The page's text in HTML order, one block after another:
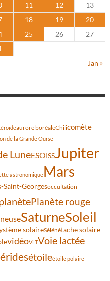
11 12
13
18 19
20
25 26
27
Jan »
aurore boréaleChilicomète
de la Grande Ourse
LuneESOISSJupiter
astronomiqueMars
Saint-Georgesoccultation
planètePlanète rouge
SaturneSoleil
solaireSélénétache solaire
vidéoVLTVoie lactée
étoileétoile polaire